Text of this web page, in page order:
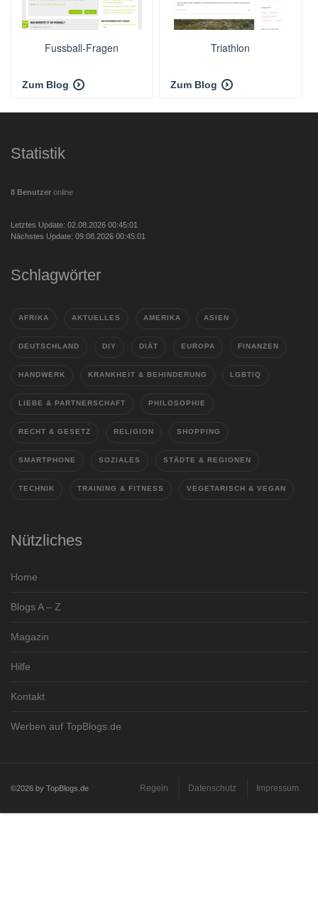
Fussball-Fragen
Zum Blog
Triathlon
Zum Blog
Statistik
8 Benutzer online
Letztes Update: 02.08.2026 00:45:01
Nächstes Update: 09.08.2026 00:45:01
Schlagwörter
AFRIKA AKTUELLES AMERIKA ASIEN
DEUTSCHLAND DIY DIÄT EUROPA FINANZEN
HANDWERK KRANKHEIT & BEHINDERUNG LGBTIQ
LIEBE & PARTNERSCHAFT PHILOSOPHIE
RECHT & GESETZ RELIGION SHOPPING
SMARTPHONE SOZIALES STÄDTE & REGIONEN
TECHNIK TRAINING & FITNESS VEGETARISCH & VEGAN
Nützliches
Home
Blogs A – Z
Magazin
Hilfe
Kontakt
Werben auf TopBlogs.de
©2026 by TopBlogs.de Regeln Datenschutz Impressum